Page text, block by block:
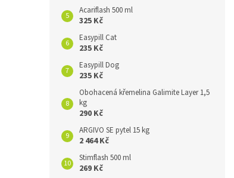
Acariflash 500 ml
325 Kč
Easypill Cat
235 Kč
Easypill Dog
235 Kč
Obohacená křemelina Galimite Layer 1,5
kg
290 Kč
ARGIVO SE pytel 15 kg
2 464 Kč
Stimflash 500 ml
269 Kč